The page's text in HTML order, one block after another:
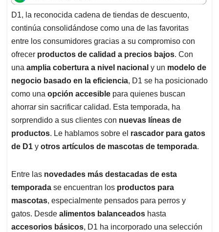
t
s
A
p
p
e
b
o
o
k
k
e
d
I
n
i
l
e
a
d
s
D1, la reconocida cadena de tiendas de descuento,
continúa consolidándose como una de las favoritas
entre los consumidores gracias a su compromiso con
ofrecer productos de calidad a precios bajos. Con
una amplia cobertura a nivel nacional y un modelo de
negocio basado en la eficiencia, D1 se ha posicionado
como una opción accesible para quienes buscan
ahorrar sin sacrificar calidad. Esta temporada, ha
sorprendido a sus clientes con nuevas líneas de
productos. Le hablamos sobre el rascador para gatos
de D1 y otros artículos de mascotas de temporada.
Entre las novedades más destacadas de esta
temporada se encuentran los productos para
mascotas, especialmente pensados para perros y
gatos. Desde alimentos balanceados hasta
accesorios básicos, D1 ha incorporado una selección